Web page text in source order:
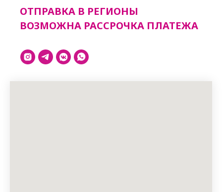
ОТПРАВКА В РЕГИОНЫ
ВОЗМОЖНА РАССРОЧКА ПЛАТЕЖА